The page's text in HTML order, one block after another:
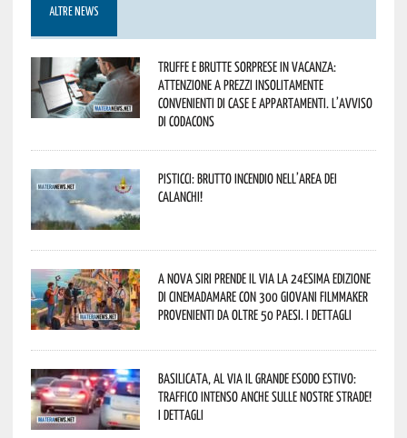
ALTRE NEWS
Truffe e brutte sorprese in vacanza:
attenzione a prezzi insolitamente
convenienti di case e appartamenti. L’avviso
di Codacons
Pisticci: brutto incendio nell’area dei
Calanchi!
A Nova Siri prende il via la 24esima edizione
di Cinemadamare con 300 giovani filmmaker
provenienti da oltre 50 Paesi. I dettagli
Basilicata, al via il grande esodo estivo:
traffico intenso anche sulle nostre strade!
I dettagli